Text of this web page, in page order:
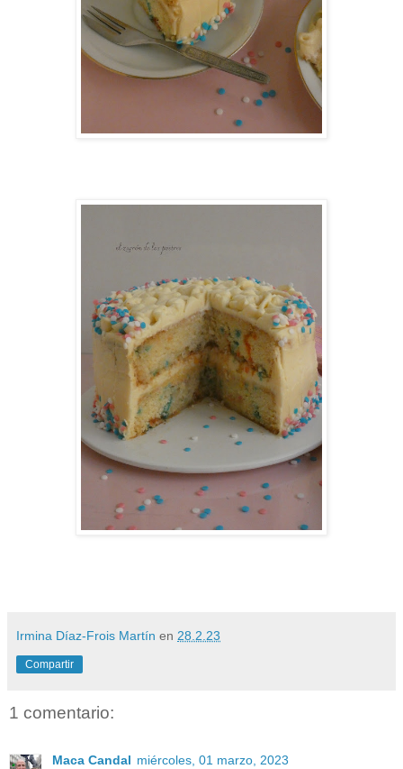
Irmina Díaz-Frois Martín en 28.2.23
Compartir
1 comentario:
Maca Candal miércoles, 01 marzo, 2023